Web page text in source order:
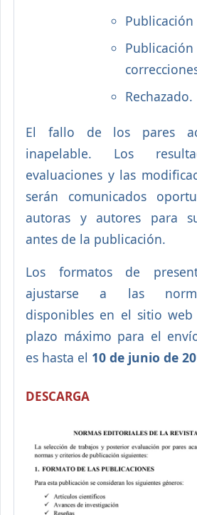
Rechazado.
El fallo de los pares
inapelable. Los
evaluaciones y las
serán comunicados
autoras y autores para
antes de la publicación.
Los formatos de
ajustarse a las
disponibles en el sitio
plazo máximo para el
es hasta el 10 de junio de
DESCARGA